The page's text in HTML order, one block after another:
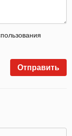
Отправить